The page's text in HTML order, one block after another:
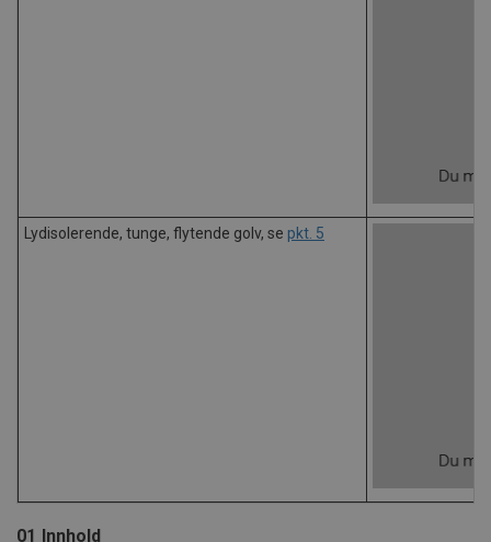
Lydisolerende, tunge, flytende golv, se pkt. 5
01 Innhold